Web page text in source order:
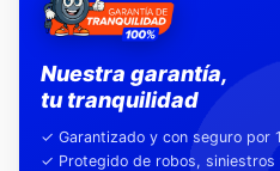
Nuestra garantía,
✓ Garantizado y con seguro por 1